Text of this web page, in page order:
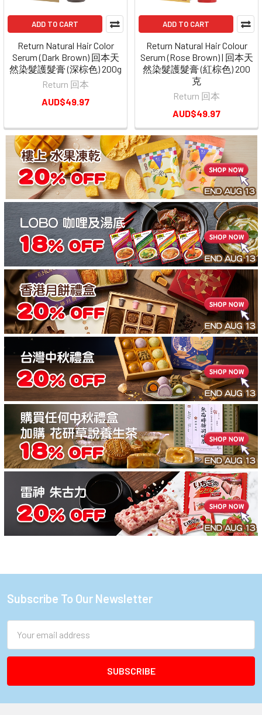
ADD TO CART
Return Natural Hair Color
Serum (Dark Brown) 回本天
然染髮護髮膏 (深棕色) 200g
Return 回本
AUD$49.97
ADD TO CART
Return Natural Hair Colour
Serum (Rose Brown) | 回本天
然染髮護髮膏 (紅棕色) 200
克
Return 回本
AUD$49.97
Footer
Subscribe To Our Newsletter
Address